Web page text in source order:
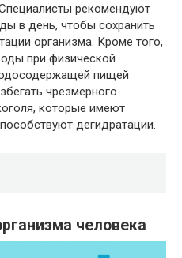
рекомендуют
в день, чтобы сохранить
организма. Кроме того,
при физической
пищей
чрезмерного
которые имеют
дегидратации.
человека